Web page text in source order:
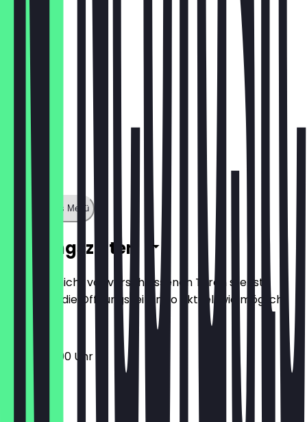
€ 26,00
Zeige ganzes Menü
Öffnungszeiten
Damit du nicht vor verschlossenen Türen stehst,
halten wir die Öffnungszeiten so aktuell wie möglich.
17:00 - 23:00 Uhr
Montag